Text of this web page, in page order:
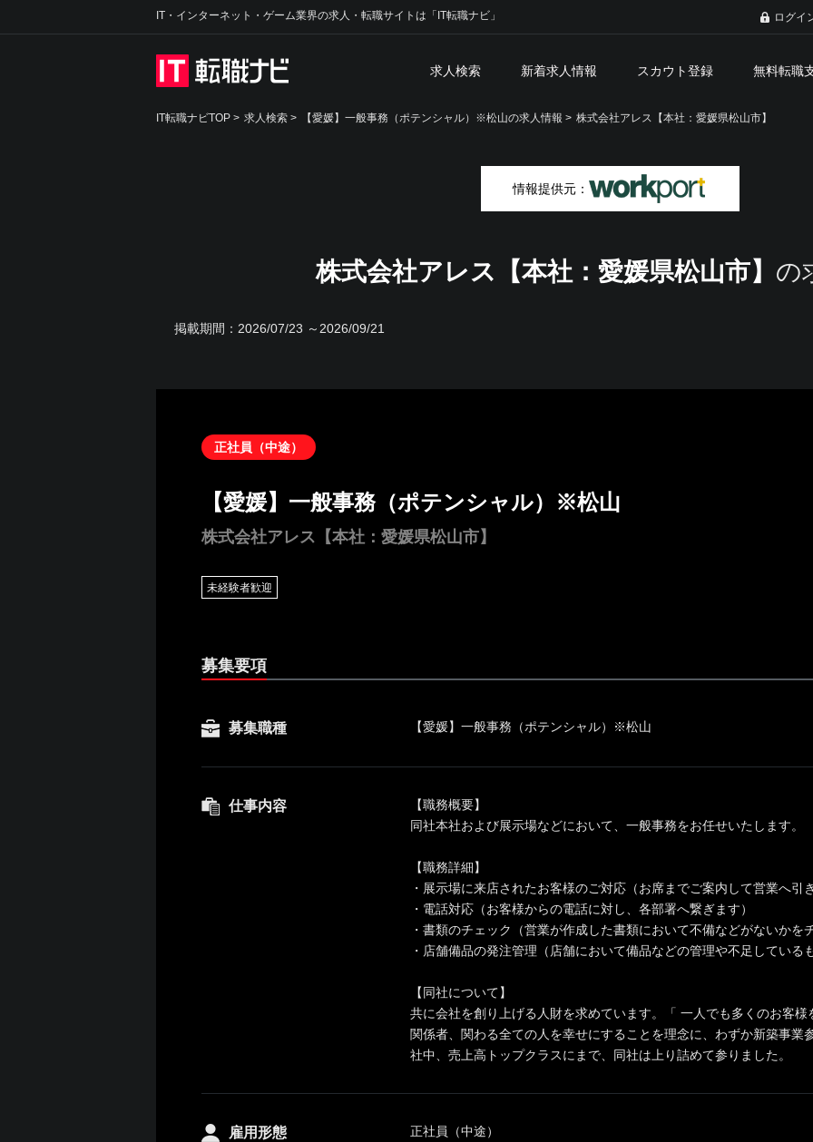
IT・インターネット・ゲーム業界の求人・転職サイトは「IT転職ナビ」 ログイ
求人検索 新着求人情報 スカウト登録 無料転職
IT転職ナビTOP > 求人検索 > 【愛媛】一般事務（ポテンシャル）※松山の求人情報 > 株式会社アレス【本社：愛媛県松山市】
情報提供元：
株式会社アレス【本社：愛媛県松山市】 の
掲載期間： 2026/07/23 ～2026/09/21
正社員（中途）
【愛媛】一般事務（ポテンシャル）※松山
株式会社アレス【本社：愛媛県松山市】
未経験者歓迎
募集要項
募集職種 【愛媛】一般事務（ポテンシャル）※松山
仕事内容
【職務概要】
同社本社および展示場などにおいて、一般事務をお任せいたします。
【職務詳細】
・展示場に来店されたお客様のご対応（お席までご案内して営業へ引
・電話対応（お客様からの電話に対し、各部署へ繋ぎます）
・書類のチェック（営業が作成した書類において不備などがないかを
・店舗備品の発注管理（店舗において備品などの管理や不足している
【同社について】
共に会社を創り上げる人財を求めています。「 一人でも多くのお客
関係者、関わる全ての人を幸せにすることを理念に、わずか新築事業
社中、売上高トップクラスにまで、同社は上り詰めて参りました。
雇用形態 正社員（中途）